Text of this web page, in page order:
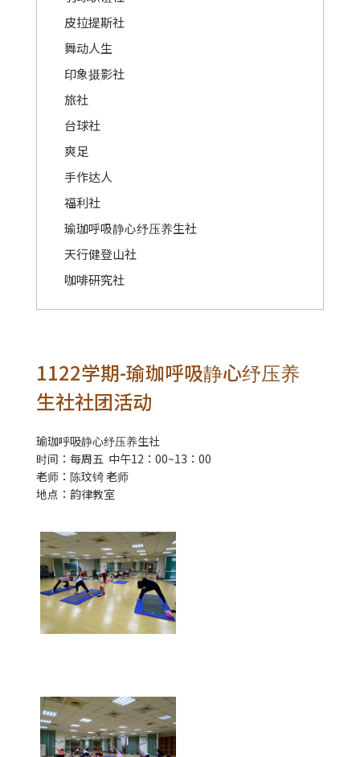
皮拉提斯社
舞动人生
印象摄影社
旅社
台球社
爽足
手作达人
福利社
瑜珈呼吸静心纾压养生社
天行健登山社
咖啡研究社
1122学期-瑜珈呼吸静心纾压养
生社社团活动
瑜珈呼吸静心纾压养生社
时间：每周五 中午12：00~13：00
老师：陈玟锜 老师
地点：韵律教室